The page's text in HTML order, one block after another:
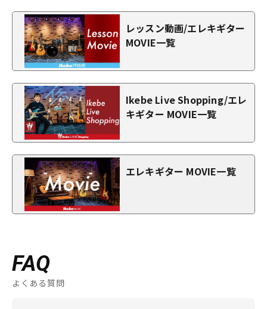
レッスン動画/エレキギター
MOVIE一覧
Ikebe Live Shopping/エレ
キギター MOVIE一覧
エレキギター MOVIE一覧
FAQ
よくある質問